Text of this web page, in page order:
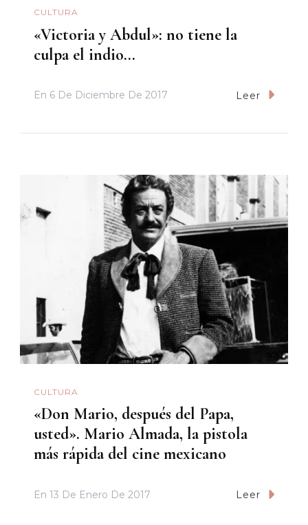
CULTURA
«Victoria y Abdul»: no tiene la
culpa el indio…
En 6 De Diciembre De 2017 Leer
CULTURA
«Don Mario, después del Papa,
usted». Mario Almada, la pistola
más rápida del cine mexicano
En 13 De Enero De 2017 Leer